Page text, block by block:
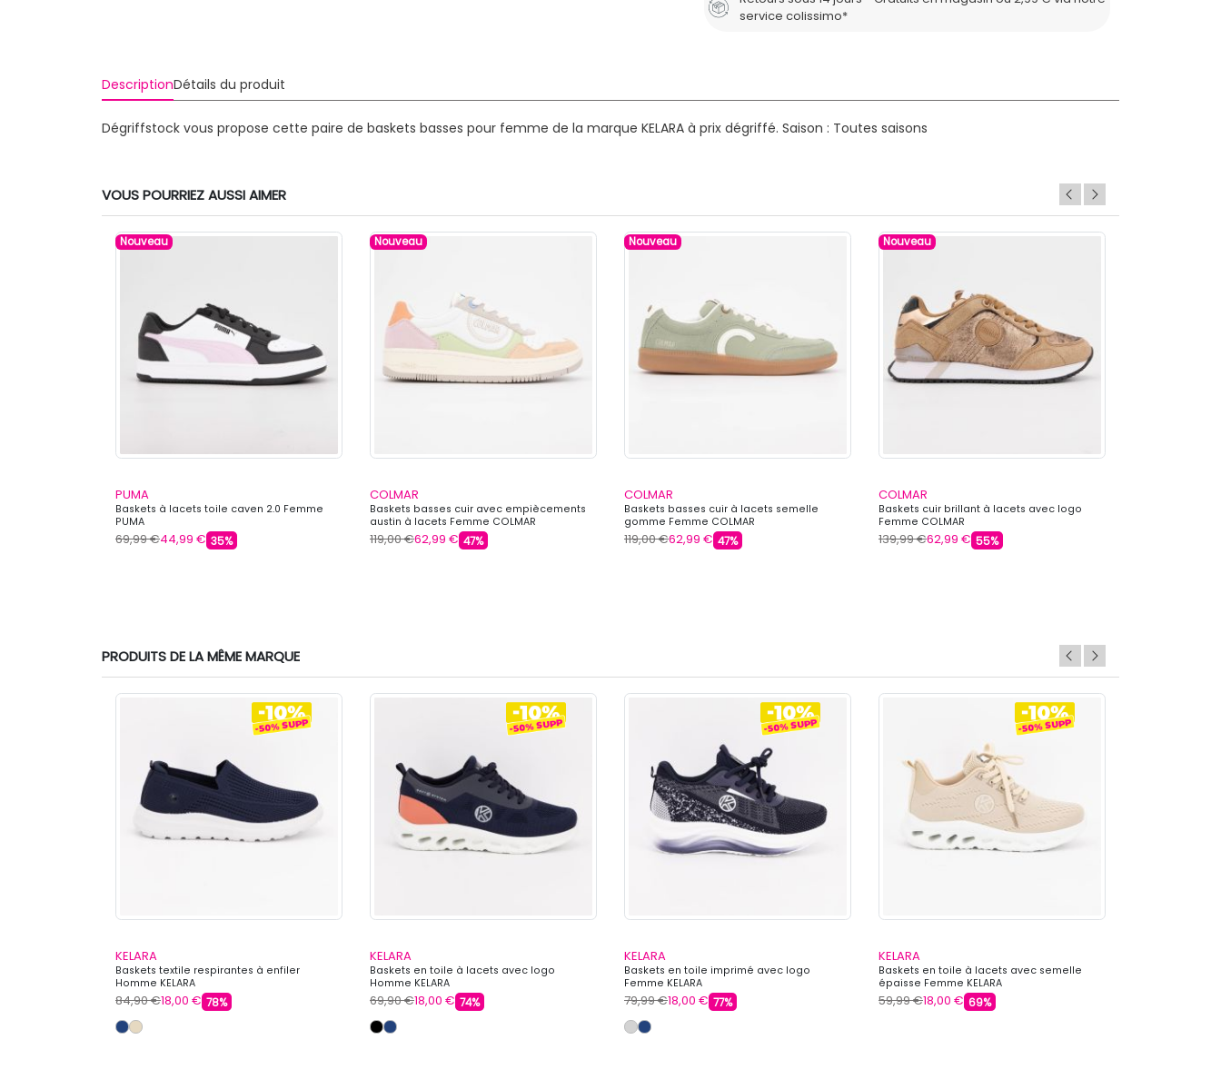
service colissimo*
DescriptionDétails du produit
Dégriffstock vous propose cette paire de baskets basses pour femme de la marque KELARA à prix dégriffé. Saison : Toutes saisons
VOUS POURRIEZ AUSSI AIMER
Nouveau
PUMA
Baskets à lacets toile caven 2.0 Femme
PUMA
69,99 €44,99 € 35%
Nouveau
COLMAR
Baskets basses cuir avec empiècements
austin à lacets Femme COLMAR
119,00 €62,99 € 47%
Nouveau
COLMAR
Baskets basses cuir à lacets semelle
gomme Femme COLMAR
119,00 €62,99 € 47%
Nouveau
COLMAR
Baskets cuir brillant à lacets avec logo
Femme COLMAR
139,99 €62,99 € 55%
PRODUITS DE LA MÊME MARQUE
KELARA
Baskets textile respirantes à enfiler
Homme KELARA
84,90 €18,00 € 78%
KELARA
Baskets en toile à lacets avec logo
Homme KELARA
69,90 €18,00 € 74%
KELARA
Baskets en toile imprimé avec logo
Femme KELARA
79,99 €18,00 € 77%
KELARA
Baskets en toile à lacets avec semelle
épaisse Femme KELARA
59,99 €18,00 € 69%